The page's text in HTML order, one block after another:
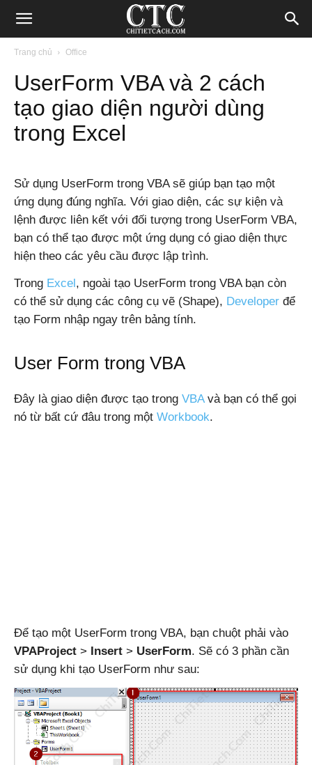
Blog
chia
thuật
Internet,
Windows,
Android
Trang chủ Office
UserForm VBA và 2 cách
tạo giao diện người dùng
trong Excel
Sử dụng UserForm trong VBA sẽ giúp bạn tạo một
ứng dụng đúng nghĩa. Với giao diện, các sự kiện và
lệnh được liên kết với đối tượng trong UserForm VBA,
bạn có thể tạo được một ứng dụng có giao diện thực
hiện theo các yêu cầu được lập trình.
Trong Excel, ngoài tạo UserForm trong VBA bạn còn
có thể sử dụng các công cụ vẽ (Shape), Developer để
tạo Form nhập ngay trên bảng tính.
User Form trong VBA
Đây là giao diện được tạo trong VBAvà bạn có thể gọi
nó từ bất cứ đâu trong một Workbook.
Để tạo một UserForm trong VBA, bạn chuột phải vào
VPAProject > Insert > UserForm. Sẽ có 3 phần cần
sử dụng khi tạo UserForm như sau: